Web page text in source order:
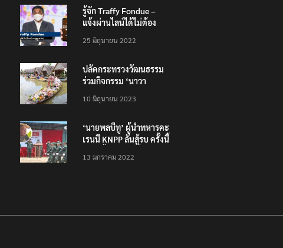
รู้จัก Traffy Fondue –
แจ้งผ่านไลน์ได้ไม่ต้อง
ทั่วไทย ไม่ใช่แค่ในกรุง
25 มิถุนายน 2022
ปลัดกระทรวงวัฒนธรรม
ร่วมกิจกรรม ‘นาวา
ตักบาตรทางน้ำ
10 มิถุนายน 2023
‘นายพลบีทู’ ผู้นำทหารคะ
เรนนี KNPP ลั่นสู้รบ ครั้งนี้
ประชาชนต้องชนะ
13 มกราคม 2022